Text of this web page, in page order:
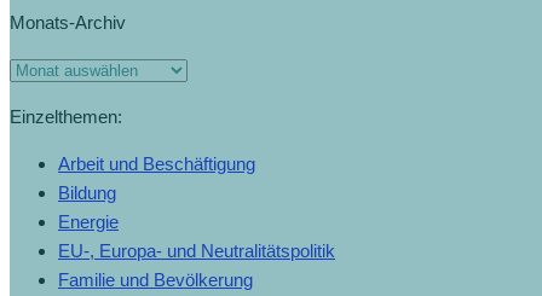
Monats-Archiv
Monats-
Einzelthemen:
Arbeit und Beschäftigung
Bildung
Energie
EU-, Europa- und Neutralitätspolitik
Familie und Bevölkerung